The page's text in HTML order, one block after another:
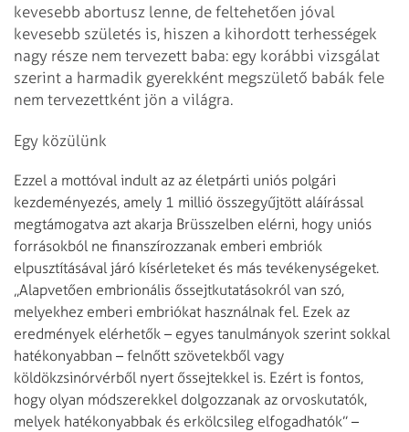
kevesebb abortusz lenne, de feltehetően jóval
kevesebb születés is, hiszen a kihordott terhességek
nagy része nem tervezett baba: egy korábbi vizsgálat
szerint a harmadik gyerekként megszülető babák fele
nem tervezettként jön a világra.
Egy közülünk
Ezzel a mottóval indult az az életpárti uniós polgári
kezdeményezés, amely 1 millió összegyűjtött aláírással
megtámogatva azt akarja Brüsszelben elérni, hogy uniós
forrásokból ne finanszírozzanak emberi embriók
elpusztításával járó kísérleteket és más tevékenységeket.
„Alapvetően embrionális őssejtkutatásokról van szó,
melyekhez emberi embriókat használnak fel. Ezek az
eredmények elérhetők – egyes tanulmányok szerint sokkal
hatékonyabban – felnőtt szövetekből vagy
köldökzsinórvérből nyert őssejtekkel is. Ezért is fontos,
hogy olyan módszerekkel dolgozzanak az orvoskutatók,
melyek hatékonyabbak és erkölcsileg elfogadhatók” –